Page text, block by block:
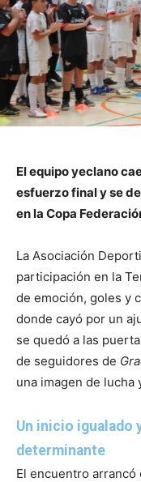
El equipo yeclano
esfuerzo final y se
en la Copa
La Asociación
participación en la
de emoción, goles y
donde cayó por un
se quedó a las
de seguidores de
una imagen de lucha
Un inicio igualado
determinante
El encuentro